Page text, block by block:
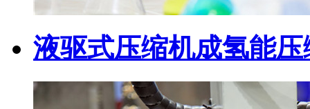
液驱式压缩机成氢能